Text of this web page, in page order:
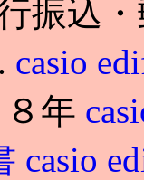
振込
casio
年
casio